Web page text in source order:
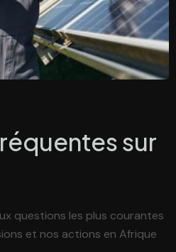
sur
questions les plus courantes
et nos actions en Afrique